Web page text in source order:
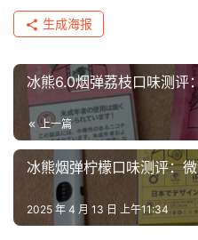
标
系
生成海报
冰熊6.0烟弹荔枝口味测评
上一篇
冰熊烟弹柠檬口味测评：
2025 年 4 月 13 日 上午11:34